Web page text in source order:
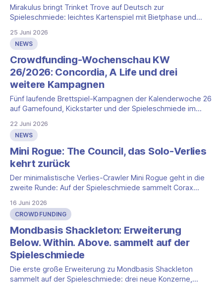
Mirakulus bringt Trinket Trove auf Deutsch zur
Spieleschmiede: leichtes Kartenspiel mit Bietphase und
25 Juni 2026
NEWS
Crowdfunding-Wochenschau KW
26/2026: Concordia, A Life und drei
weitere Kampagnen
Fünf laufende Brettspiel-Kampagnen der Kalenderwoche 26
auf Gamefound, Kickstarter und der Spieleschmiede im
22 Juni 2026
NEWS
Mini Rogue: The Council, das Solo-Verlies
kehrt zurück
Der minimalistische Verlies-Crawler Mini Rogue geht in die
zweite Runde: Auf der Spieleschmiede sammelt Corax
große Erweiterung The Council und bündelt die deutsche
Ausgabe der Reihe. Im Mittelpunkt stehen eine neue
Overlord-Variante mit Verstärkungskarten, frische Symbole
und
16 Juni 2026
CROWDFUNDING
Mondbasis Shackleton: Erweiterung
Below. Within. Above. sammelt auf der
Spieleschmiede
Die erste große Erweiterung zu Mondbasis Shackleton
sammelt auf der Spieleschmiede: drei neue Konzerne,